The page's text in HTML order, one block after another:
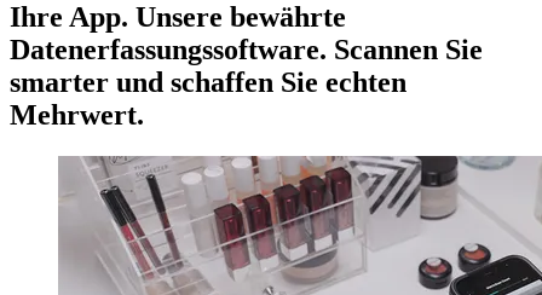
Ihre App. Unsere bewährte
Datenerfassungssoftware. Scannen Sie
smarter und schaffen Sie echten
Mehrwert.